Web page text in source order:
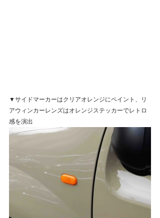
▼サイドマーカーはクリアオレンジにペイント、リ
アウィンカーレンズはオレンジステッカーでレトロ
感を演出